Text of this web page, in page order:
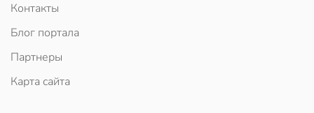
Контакты
Блог портала
Партнеры
Карта сайта